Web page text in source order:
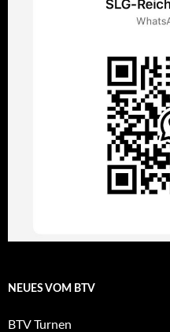
NEUES VOM BTV
BTV Turnen